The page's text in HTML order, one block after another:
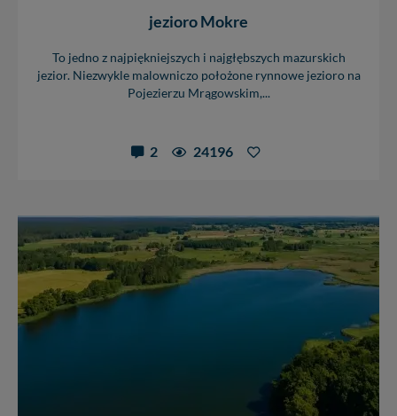
jezioro Mokre
To jedno z najpiękniejszych i najgłębszych mazurskich
jezior. Niezwykle malowniczo położone rynnowe jezioro na
Pojezierzu Mrągowskim,...
2 24196